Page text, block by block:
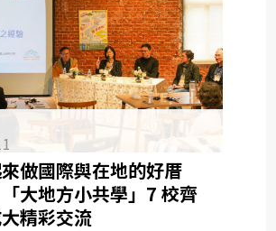
做國際與在地的好厝
大地方小共學」7 校齊
精彩交流